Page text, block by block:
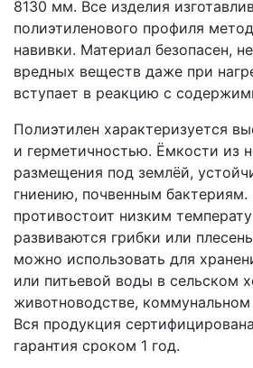
8130 мм. Все изделия
полиэтиленового профиля
навивки. Материал безопасен,
вредных веществ даже при
вступает в реакцию с
Полиэтилен характеризуется
и герметичностью. Ёмкости из
размещения под землёй,
гниению, почвенным бактериям.
противостоит низким
развиваются грибки или
можно использовать для
или питьевой воды в сельском
животноводстве, коммунальном
Вся продукция
гарантия сроком 1 год.